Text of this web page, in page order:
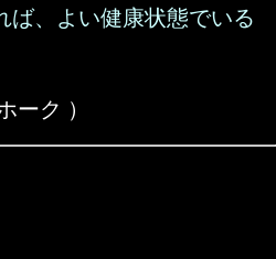
ば、よい健康状態でいる
ーク ）